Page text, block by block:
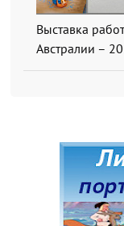
Выставка
Австралии –